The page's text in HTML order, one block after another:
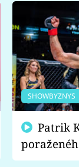
SHOWBYZNYS
fanoušci